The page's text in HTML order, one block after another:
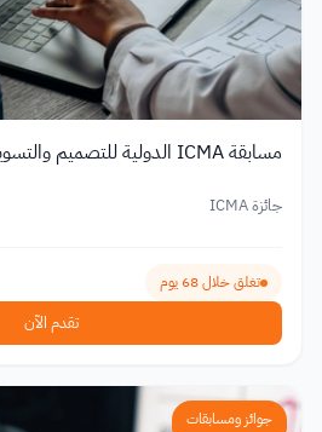
مسابقة ICMA الدولية للتصميم والتسويق بالمحتوى 2026
جائزة ICMA
تغلق خلال 68 يوم
تقدم الآن
جوائز ومسابقات